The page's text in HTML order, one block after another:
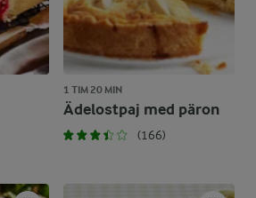
1 TIM 20 MIN
Ädelostpaj med päron
(166)